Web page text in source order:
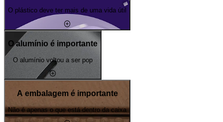
O plástico deve ter mais de uma vida útil
O alumínio é importante
O alumínio voltou a ser pop
A embalagem é importante
Não é apenas o que está dentro da caixa